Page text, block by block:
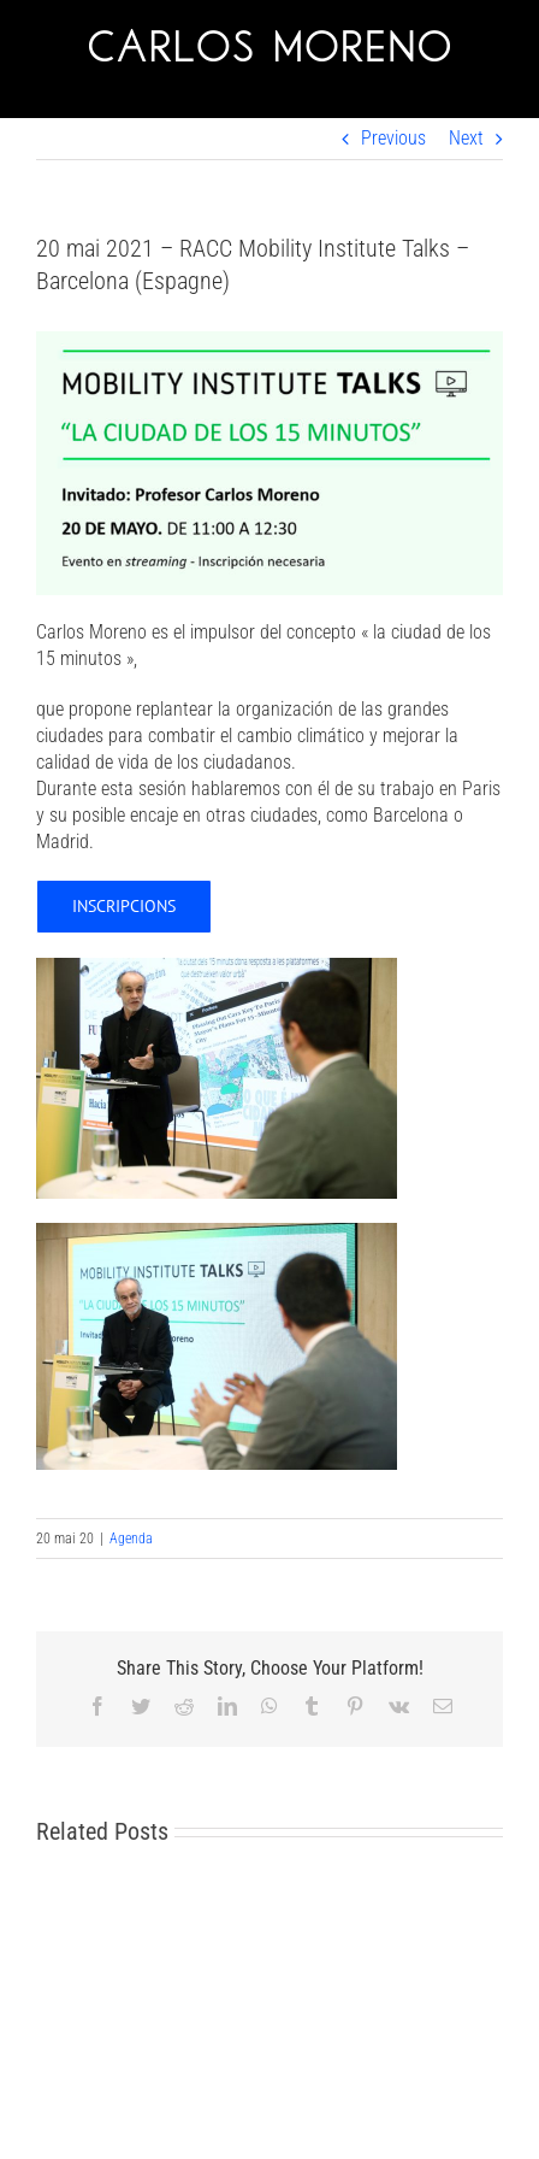
Previous Next
20 mai 2021 – RACC Mobility Institute Talks –
Barcelona (Espagne)
Carlos Moreno es el impulsor del concepto « la ciudad de los
15 minutos »,
que propone replantear la organización de las grandes
ciudades para combatir el cambio climático y mejorar la
calidad de vida de los ciudadanos.
Durante esta sesión hablaremos con él de su trabajo en Paris
y su posible encaje en otras ciudades, como Barcelona o
Madrid.
INSCRIPCIONS
20 mai 20 | Agenda
Share This Story, Choose Your Platform!
Facebook
TwitterRedditLinkedInWhatsApp
Tumblr Pinterest
Vk Email
Related Posts